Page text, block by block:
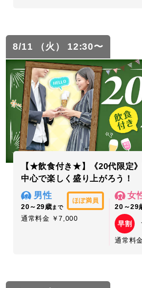
8/11 （火） 12:30〜
【★飲食付き★】《20代限定
中心で楽しく盛り上がろう！
男性
20～29歳まで
ほぼ満員
通常料金 ￥7,000
女
20～29
早割
通常料